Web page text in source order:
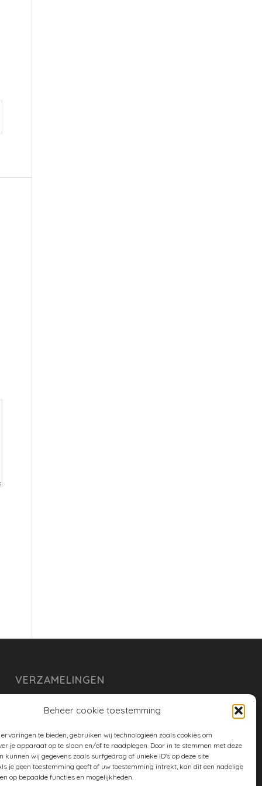
Beheer cookie toestemming
te bieden, gebruiken wij technologieën zoals cookies om
je apparaat op te slaan en/of te raadplegen. Door in te stemmen met deze
kunnen wij gegevens zoals surfgedrag of unieke ID's op deze site
je geen toestemming geeft of uw toestemming intrekt, kan dit een nadelige
op bepaalde functies en mogelijkheden.
VERZAMELINGEN
huishouden
spreekwoorden en gezegden
tuin